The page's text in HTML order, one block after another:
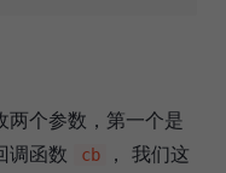
两个参数，第一个是
调函数 cb
， 我们这